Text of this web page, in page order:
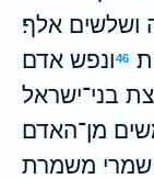
אלף׃
46ונפש אדם
בני־ישראל
מן־האדם
שמרי משמרת